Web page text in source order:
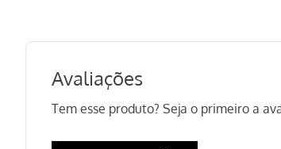
Avaliações
Tem esse produto? Seja o primeiro a